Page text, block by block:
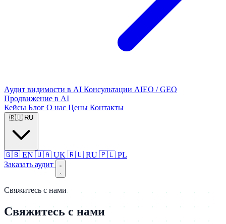
Аудит видимости в AI Консультации AIEO / GEO
Продвижение в AI
Кейсы Блог О нас Цены Контакты
🇷🇺 RU
🇬🇧 EN 🇺🇦 UK 🇷🇺 RU 🇵🇱 PL
Заказать аудит
Свяжитесь с нами
Свяжитесь с нами